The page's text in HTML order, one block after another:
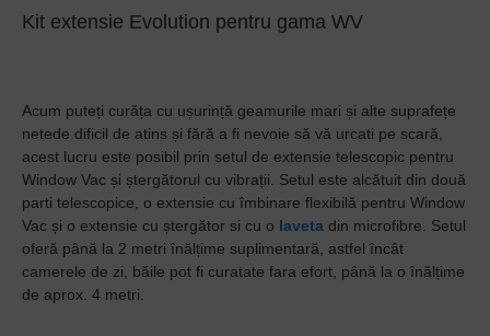
Kit extensie Evolution pentru gama WV
Acum puteți curăța cu ușurință geamurile mari și alte suprafețe
netede dificil de atins și fără a fi nevoie să vă urcati pe scară,
acest lucru este posibil prin setul de extensie telescopic pentru
Window Vac și ștergătorul cu vibrații. Setul este alcătuit din două
parti telescopice, o extensie cu îmbinare flexibilă pentru Window
Vac și o extensie cu ștergător si cu o laveta din microfibre. Setul
oferă până la 2 metri înălțime suplimentară, astfel încât
camerele de zi, băile pot fi curatate fara efort, până la o înălțime
de aprox. 4 metri.